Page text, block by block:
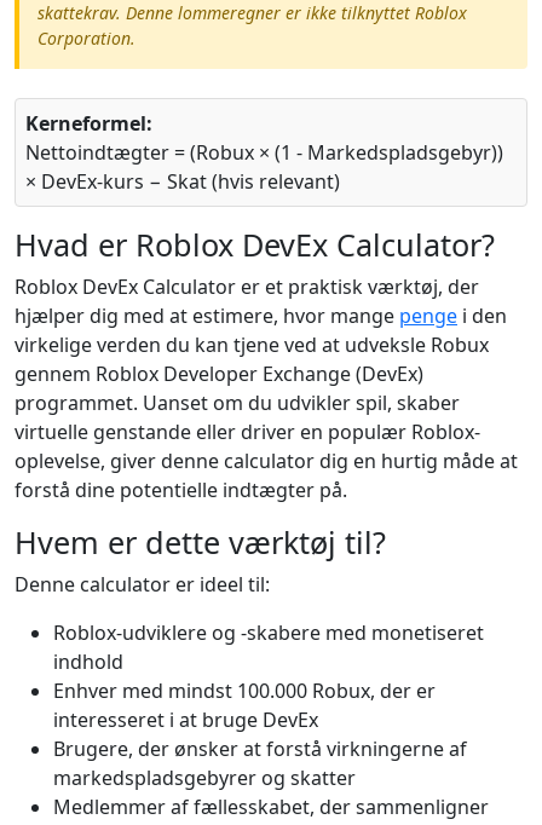
skattekrav. Denne lommeregner er ikke tilknyttet Roblox
Corporation.
Kerneformel:
Nettoindtægter = (Robux × (1 - Markedspladsgebyr))
× DevEx-kurs − Skat (hvis relevant)
Hvad er Roblox DevEx Calculator?
Roblox DevEx Calculator er et praktisk værktøj, der
hjælper dig med at estimere, hvor mange penge i den
virkelige verden du kan tjene ved at udveksle Robux
gennem Roblox Developer Exchange (DevEx)
programmet. Uanset om du udvikler spil, skaber
virtuelle genstande eller driver en populær Roblox-
oplevelse, giver denne calculator dig en hurtig måde at
forstå dine potentielle indtægter på.
Hvem er dette værktøj til?
Denne calculator er ideel til:
Roblox-udviklere og -skabere med monetiseret
indhold
Enhver med mindst 100.000 Robux, der er
interesseret i at bruge DevEx
Brugere, der ønsker at forstå virkningerne af
markedspladsgebyrer og skatter
Medlemmer af fællesskabet, der sammenligner